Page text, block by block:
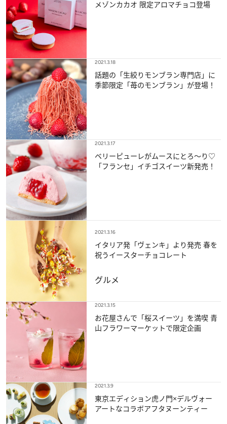
メゾンカカオ 限定アロマチョコ登場
2021.3.18
話題の「生絞りモンブラン専門店」に
季節限定「苺のモンブラン」が登場！
2021.3.17
ベリーピューレがムースにとろ～り♡
「フランセ」イチゴスイーツ新発売！
2021.3.16
イタリア発「ヴェンキ」より発売 春を
祝うイースターチョコレート
グルメ
2021.3.15
お花屋さんで「桜スイーツ」を満喫 青
山フラワーマーケットで限定企画
2021.3.9
東京エディション虎ノ門×デルヴォー
アートなコラボアフタヌーンティー